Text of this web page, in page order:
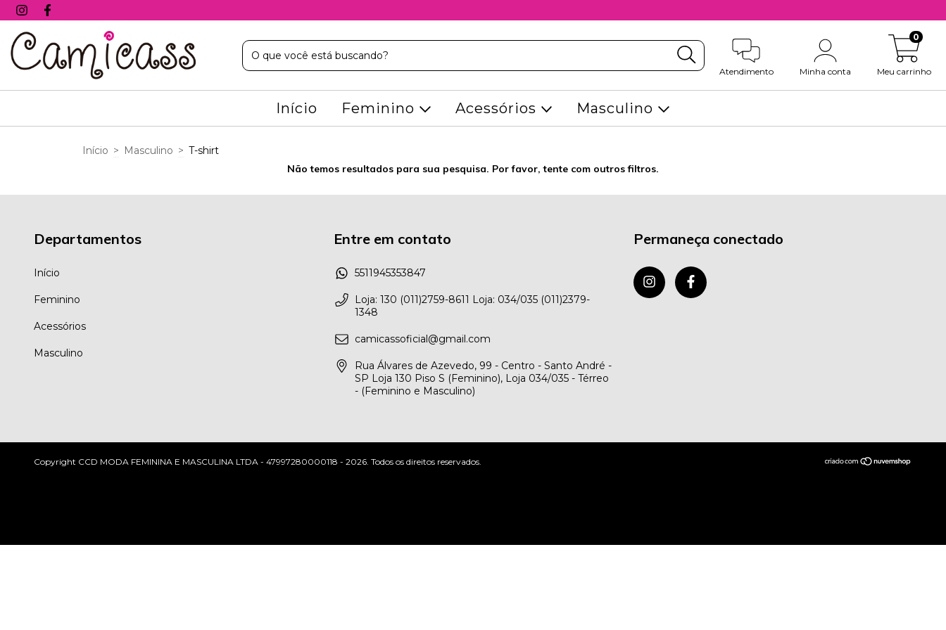
Atendimento Minha conta Meu carrinho
0
Início Feminino Acessórios Masculino
Início > Masculino > T-shirt
Não temos resultados para sua pesquisa. Por favor, tente com outros filtros.
Departamentos
Início
Feminino
Acessórios
Masculino
Entre em contato
5511945353847
Loja: 130 (011)2759-8611 Loja: 034/035 (011)2379-
1348
camicassoficial@gmail.com
Rua Álvares de Azevedo, 99 - Centro - Santo André -
SP Loja 130 Piso S (Feminino), Loja 034/035 - Térreo
- (Feminino e Masculino)
Permaneça conectado
Copyright CCD MODA FEMININA E MASCULINA LTDA - 47997280000118 - 2026. Todos os direitos reservados.